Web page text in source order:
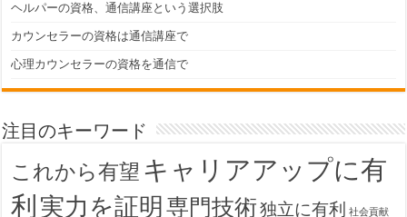
ヘルパーの資格、通信講座という選択肢
カウンセラーの資格は通信講座で
心理カウンセラーの資格を通信で
注目のキーワード
これから有望 キャリアアップに有
利 実力を証明 専門技術独立に有利 社会貢献